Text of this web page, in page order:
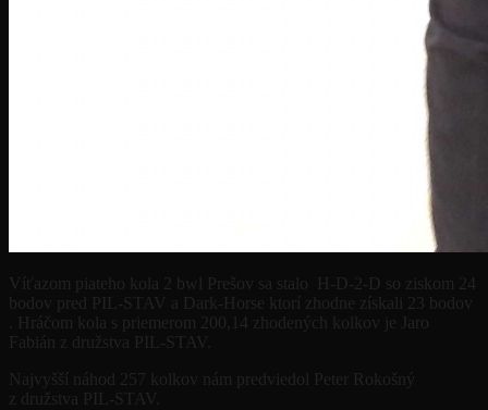
Víťazom piateho kola 2 bwl Prešov sa stalo H-D-2-D so ziskom 24
bodov pred PIL-STAV a Dark-Horse ktorí zhodne získali 23 bodov
. Hráčom kola s priemerom 200,14 zhodených kolkov je Jaro
Fabián z družstva PIL-STAV.
Najvyšší náhod 257 kolkov nám predviedol Peter Rokošný
z družstva PIL-STAV.